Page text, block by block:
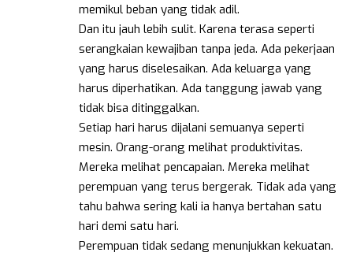
memikul beban yang tidak adil.
Dan itu jauh lebih sulit. Karena terasa seperti
serangkaian kewajiban tanpa jeda. Ada pekerjaan
yang harus diselesaikan. Ada keluarga yang
harus diperhatikan. Ada tanggung jawab yang
tidak bisa ditinggalkan.
Setiap hari harus dijalani semuanya seperti
mesin. Orang-orang melihat produktivitas.
Mereka melihat pencapaian. Mereka melihat
perempuan yang terus bergerak. Tidak ada yang
tahu bahwa sering kali ia hanya bertahan satu
hari demi satu hari.
Perempuan tidak sedang menunjukkan kekuatan.